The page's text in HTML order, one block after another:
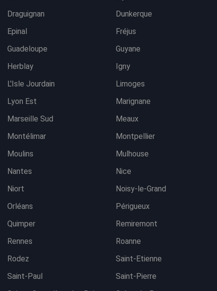
Draguignan
Dunkerque
Epinal
Fréjus
Guadeloupe
Guyane
Herblay
Igny
L'Isle Jourdain
Limoges
Lyon Est
Marignane
Marseille Sud
Meaux
Montélimar
Montpellier
Moulins
Mulhouse
Nantes
Nice
Niort
Noisy-le-Grand
Orléans
Périgueux
Quimper
Remiremont
Rennes
Roanne
Rodez
Saint-Etienne
Saint-Paul
Saint-Pierre